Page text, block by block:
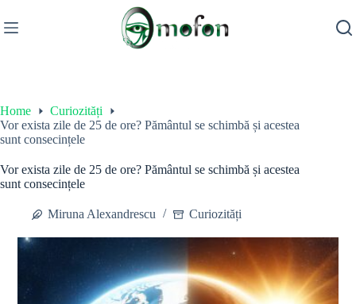
to
content
Home
Curiozități
Vor exista zile de 25 de ore? Pământul se schimbă și acestea
sunt consecințele
Vor exista zile de 25 de ore? Pământul se schimbă și acestea
sunt consecințele
Miruna Alexandrescu Curiozități